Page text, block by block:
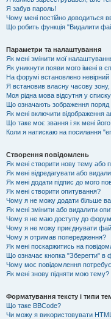
Я забув пароль!
Чому мені постійно доводиться
Що робить функція "Видалити
Параметри та налаштування
Як мені змінити мої
Як уникнути появи мого імені в
На форумі встановлено невірний
Я встановив власну часову
Моя рідна мова відсутня у
Що означають зображення поряд
Як мені включити відображення
Що таке моє звання і як мені
Коли я натискаю на посилання
Створення повідомлень
Як мені створити нову тему або
Як мені відредагувати або
Як мені додати підпис до мого
Як мені створити опитування?
Чому я не можу додати більше
Як мені змінити або видалити
Чому я не маю доступу до
Чому я не можу приєднувати
Чому я отримав попередження?
Як мені поскаржитись на
Що означає кнопка "Зберегти" в
Чому моє повідомлення
Як мені знову підняти мою тему?
Форматування тексту і типи
Що таке BBCode?
Чи можу я використовувати